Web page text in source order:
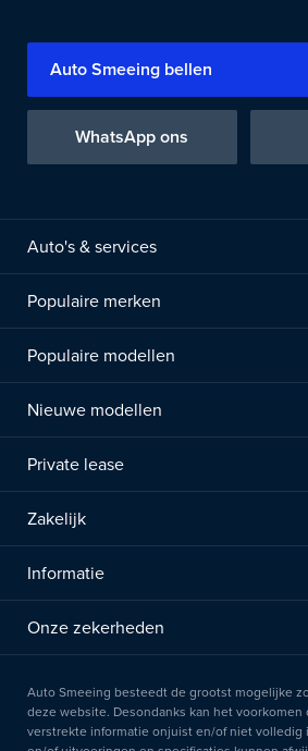
Auto Smeeing bellen
WhatsApp ons
Auto's & services
Populaire merken
Populaire modellen
Nieuwe modellen
Private lease
Zakelijk
Informatie
Onze zekerheden
Auto Smeeing besteedt de grootst mogelijke
deze website. Desondanks kan het
verstrekte informatie onjuist en/of niet volledig